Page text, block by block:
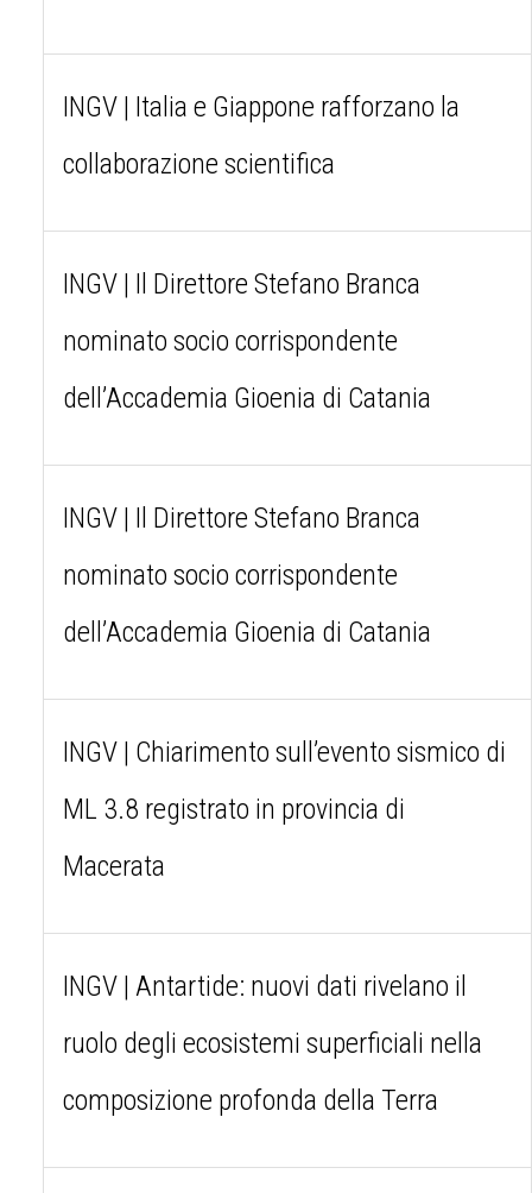
INGV | Italia e Giappone rafforzano la
collaborazione scientifica
INGV | Il Direttore Stefano Branca
nominato socio corrispondente
dell’Accademia Gioenia di Catania
INGV | Il Direttore Stefano Branca
nominato socio corrispondente
dell’Accademia Gioenia di Catania
INGV | Chiarimento sull’evento sismico di
ML 3.8 registrato in provincia di
Macerata
INGV | Antartide: nuovi dati rivelano il
ruolo degli ecosistemi superficiali nella
composizione profonda della Terra